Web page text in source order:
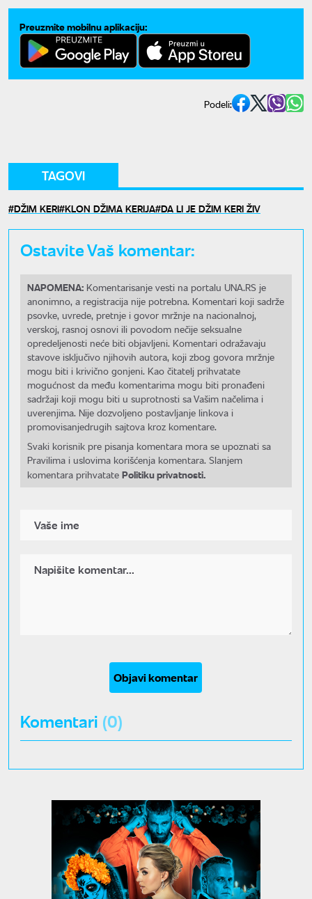
Preuzmite mobilnu aplikaciju:
Podeli:
TAGOVI
DŽIM KERI KLON DŽIMA KERIJA DA LI JE DŽIM KERI ŽIV
Ostavite Vaš komentar:
NAPOMENA: Komentarisanje vesti na portalu UNA.RS je
anonimno, a registracija nije potrebna. Komentari koji sadrže
psovke, uvrede, pretnje i govor mržnje na nacionalnoj,
verskoj, rasnoj osnovi ili povodom nečije seksualne
opredeljenosti neće biti objavljeni. Komentari odražavaju
stavove isključivo njihovih autora, koji zbog govora mržnje
mogu biti i krivično gonjeni. Kao čitatelj prihvatate
mogućnost da među komentarima mogu biti pronađeni
sadržaji koji mogu biti u suprotnosti sa Vašim načelima i
uverenjima. Nije dozvoljeno postavljanje linkova i
promovisanjedrugih sajtova kroz komentare.
Svaki korisnik pre pisanja komentara mora se upoznati sa
Pravilima i uslovima korišćenja komentara. Slanjem
komentara prihvatate Politiku privatnosti.
Objavi komentar
Komentari (0)